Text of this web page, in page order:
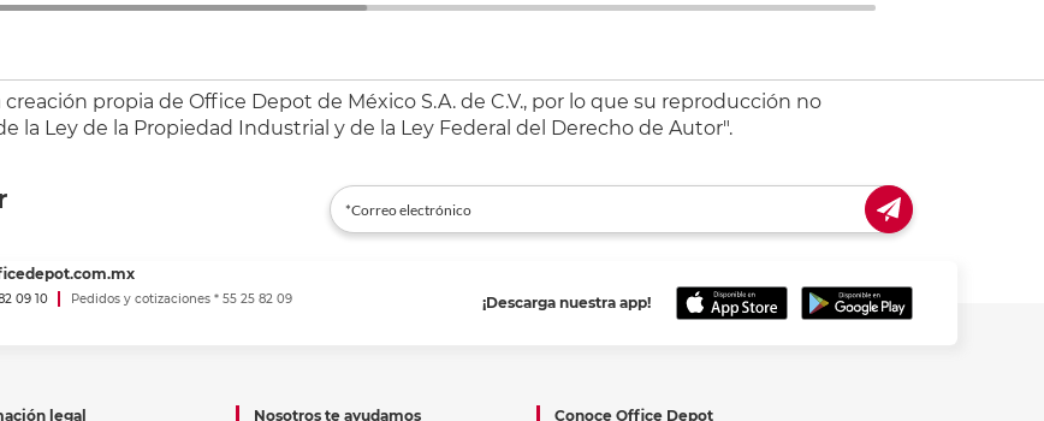
propia de Office Depot de México S.A. de C.V., por lo que su reproducción no
la Ley de la Propiedad Industrial y de la Ley Federal del Derecho de Autor".
¡Descarga nuestra app!
09 10
Pedidos y cotizaciones * 55 25 82 09
legal Nosotros te ayudamos Conoce Office Depot